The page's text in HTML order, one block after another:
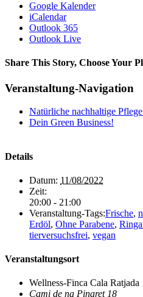
Google Kalender
iCalendar
Outlook 365
Outlook Live
Share This Story, Choose Your
Facebook
X
Reddit
LinkedIn
WhatsApp
Tumblr
Pinterest
Vk
Xing
E-
Veranstaltung-Navigation
Natürliche nachhaltige
Dein Green Business!
Details
Datum: 11/08/2022
Zeit:
20:00 - 21:00
Veranstaltung-Tags:Frische,
Erdöl, Ohne Parabene,
tierversuchsfrei, vegan
Veranstaltungsort
Wellness-Finca Cala Ratjada
Cami de na Pinaret 18